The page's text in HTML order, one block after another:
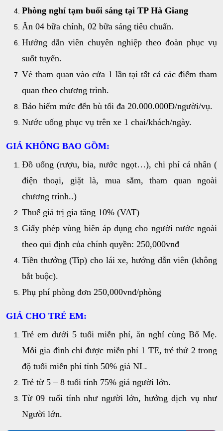
Phòng nghỉ tạm buổi sáng tại TP Hà Giang
Ăn 04 bữa chính, 02 bữa sáng tiêu chuẩn.
Hướng dẫn viên chuyên nghiệp theo đoàn phục vụ
suốt tuyến.
Vé tham quan vào cửa 1 lần tại tất cả các điểm tham
quan theo chương trình.
Bảo hiểm mức đển bù tối đa 20.000.000Đ/người/vụ.
Nước uống phục vụ trên xe 1 chai/khách/ngày.
GIÁ KHÔNG BAO GỒM:
Đồ uống (rượu, bia, nước ngọt…), chi phí cá nhân (
điện thoại, giặt là, mua sắm, tham quan ngoài
chương trình..)
Thuế giá trị gia tăng 10% (VAT)
Giấy phép vùng biên áp dụng cho người nước ngoài
theo qui định của chính quyền: 250,000vnđ
Tiền thưởng (Tip) cho lái xe, hướng dẫn viên (không
bắt buộc).
Phụ phí phòng đơn 250,000vnđ/phòng
GIÁ CHO TRẺ EM:
Trẻ em dưới 5 tuổi miễn phí, ăn nghỉ cùng Bố Mẹ.
Mỗi gia đình chỉ được miễn phí 1 TE, trẻ thứ 2 trong
độ tuổi miễn phí tính 50% giá NL.
Trẻ từ 5 – 8 tuổi tính 75% giá người lớn.
Từ 09 tuổi tính như người lớn, hưởng dịch vụ như
Người lớn.